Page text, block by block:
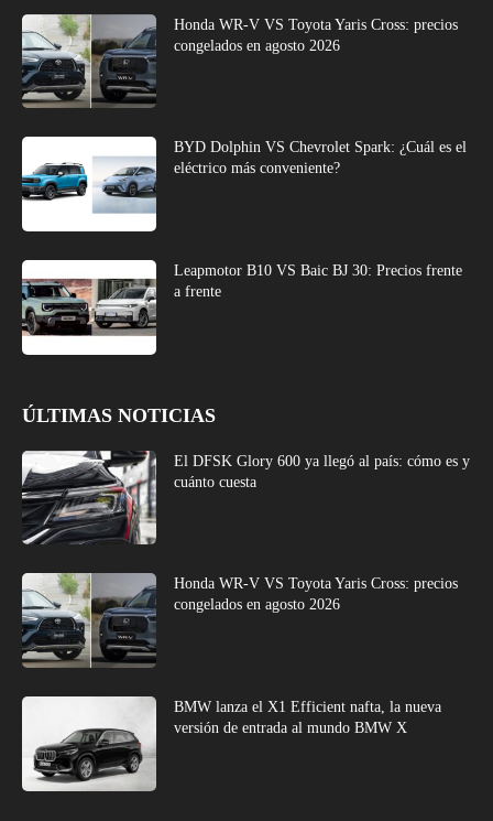
Honda WR-V VS Toyota Yaris Cross: precios
congelados en agosto 2026
BYD Dolphin VS Chevrolet Spark: ¿Cuál es el
eléctrico más conveniente?
Leapmotor B10 VS Baic BJ 30: Precios frente
a frente
ÚLTIMAS NOTICIAS
El DFSK Glory 600 ya llegó al país: cómo es y
cuánto cuesta
Honda WR-V VS Toyota Yaris Cross: precios
congelados en agosto 2026
BMW lanza el X1 Efficient nafta, la nueva
versión de entrada al mundo BMW X